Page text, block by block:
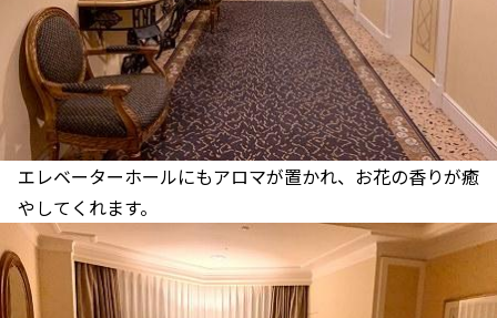
エレベーターホールにもアロマが置かれ、お花の香りが癒
やしてくれます。